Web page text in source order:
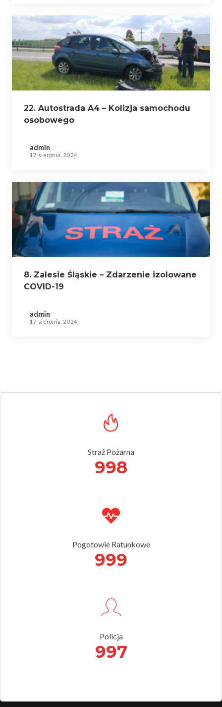
22. Autostrada A4 – Kolizja samochodu
osobowego
admin
17 sierpnia, 2024
8. Zalesie Śląskie – Zdarzenie izolowane
COVID-19
admin
17 sierpnia, 2024
Straż Pożarna
998
Pogotowie Ratunkowe
999
Policja
997